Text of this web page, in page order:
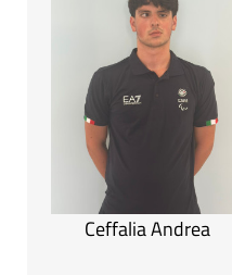
Ceffalia Andrea